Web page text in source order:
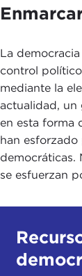
La
control
mediante la
actualidad, un
en esta forma
han esforzado
democráticas.
se esfuerzan